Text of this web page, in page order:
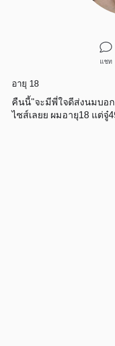
แชท
อายุ 18
คืนนี้"จะมีพี่ใจดีส่งนมบอ
ไซส์เลยย ผมอายุ18 แต่จู๋